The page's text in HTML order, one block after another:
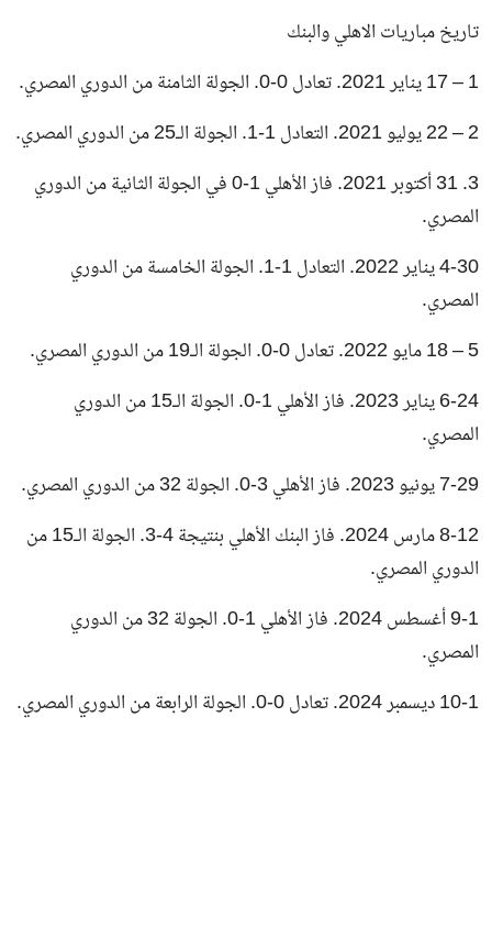
تاريخ مباريات الاهلي والبنك
1 – 17 يناير 2021. تعادل 0-0. الجولة الثامنة من الدوري المصري.
2 – 22 يوليو 2021. التعادل 1-1. الجولة الـ25 من الدوري المصري.
3. 31 أكتوبر 2021. فاز الأهلي 1-0 في الجولة الثانية من الدوري
المصري.
4-30 يناير 2022. التعادل 1-1. الجولة الخامسة من الدوري
المصري.
5 – 18 مايو 2022. تعادل 0-0. الجولة الـ19 من الدوري المصري.
6-24 يناير 2023. فاز الأهلي 1-0. الجولة الـ15 من الدوري
المصري.
7-29 يونيو 2023. فاز الأهلي 3-0. الجولة 32 من الدوري المصري.
8-12 مارس 2024. فاز البنك الأهلي بنتيجة 4-3. الجولة الـ15 من
الدوري المصري.
9-1 أغسطس 2024. فاز الأهلي 1-0. الجولة 32 من الدوري
المصري.
10-1 ديسمبر 2024. تعادل 0-0. الجولة الرابعة من الدوري المصري.